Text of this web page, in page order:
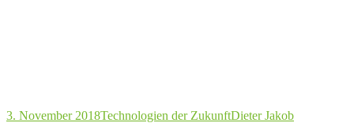
3. November 2018Technologien der ZukunftDieter Jakob